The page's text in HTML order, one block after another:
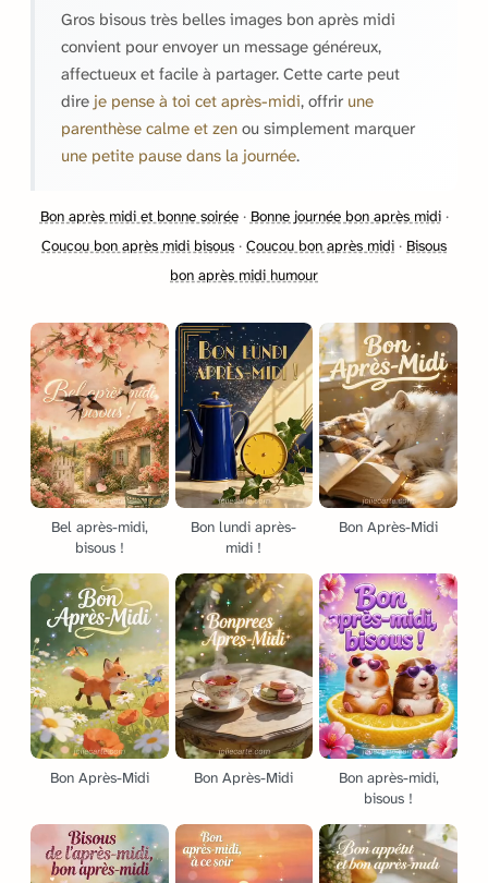
Gros bisous très belles images bon après midi
convient pour envoyer un message généreux,
affectueux et facile à partager. Cette carte peut
dire je pense à toi cet après-midi, offrir une
parenthèse calme et zen ou simplement marquer
une petite pause dans la journée.
Bon après midi et bonne soirée· Bonne journée bon après midi·
Coucou bon après midi bisous · Coucou bon après midi · Bisous
bon après midi humour
Bel après-midi,
bisous !
Bon lundi après-
midi !
Bon Après-Midi
Bon Après-Midi Bon Après-Midi
Bon après-midi,
bisous !